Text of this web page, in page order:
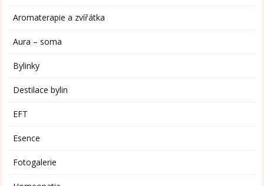
Aromaterapie a zvířátka
Aura – soma
Bylinky
Destilace bylin
EFT
Esence
Fotogalerie